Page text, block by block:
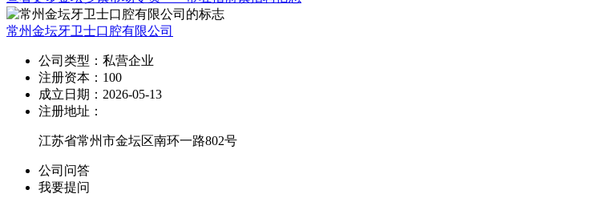
常州金坛牙卫士口腔有限公司
公司类型： 私营企业
注册资本： 100
成立日期： 2026-05-13
注册地址：
江苏省常州市金坛区南环一路802号
公司问答
我要提问